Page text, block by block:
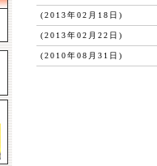
(2013年02月18日)
(2013年02月22日)
(2010年08月31日)